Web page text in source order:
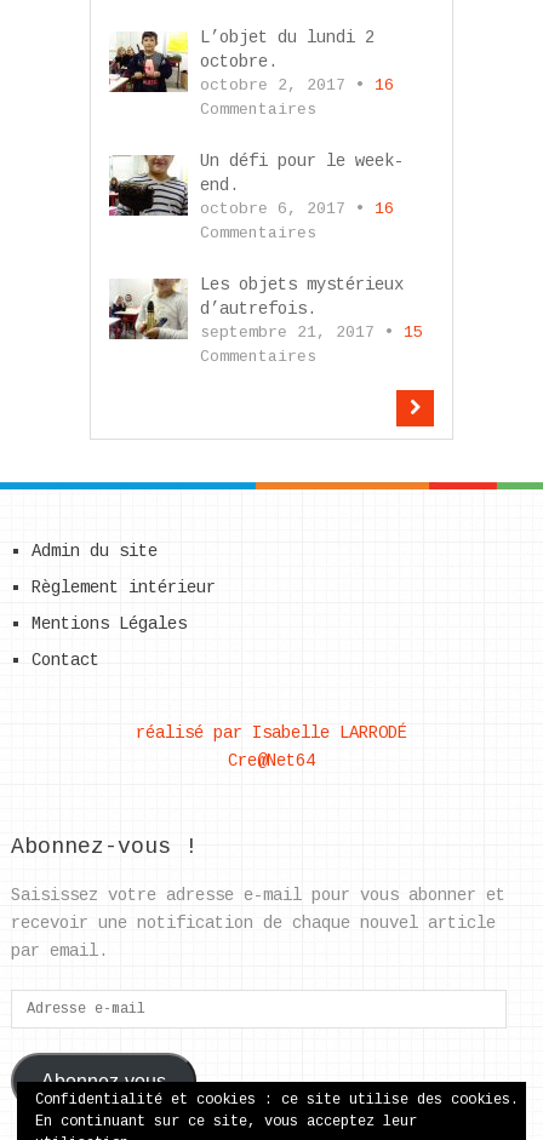
L’objet du lundi 2
octobre.
octobre 2, 2017 • 16
Commentaires
Un défi pour le week-
end.
octobre 6, 2017 • 16
Commentaires
Les objets mystérieux
d’autrefois.
septembre 21, 2017 • 15
Commentaires
Admin du site
Règlement intérieur
Mentions Légales
Contact
réalisé par Isabelle LARRODÉ
Cre@Net64
Abonnez-vous !
Saisissez votre adresse e-mail pour vous abonner et
recevoir une notification de chaque nouvel article
par email.
Adresse
e-
mail
Abonnez-vous
Confidentialité et cookies : ce site utilise des cookies.
En continuant sur ce site, vous acceptez leur